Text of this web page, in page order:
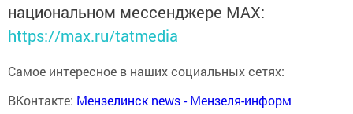
национальном мессенджере MАХ:
https://max.ru/tatmedia
Самое интересное в наших социальных сетях:
ВКонтакте: Мензелинск news - Мензеля-информ